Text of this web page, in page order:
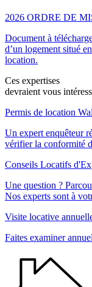
2026 ORDRE DE
Document à
d’un logement situé
location.
Ces expertises
devraient vous
Permis de location
Un expert enquêteur
vérifier la conformité
Conseils Locatifs
Une question ?
Nos experts sont à
Visite locative
Faites examiner